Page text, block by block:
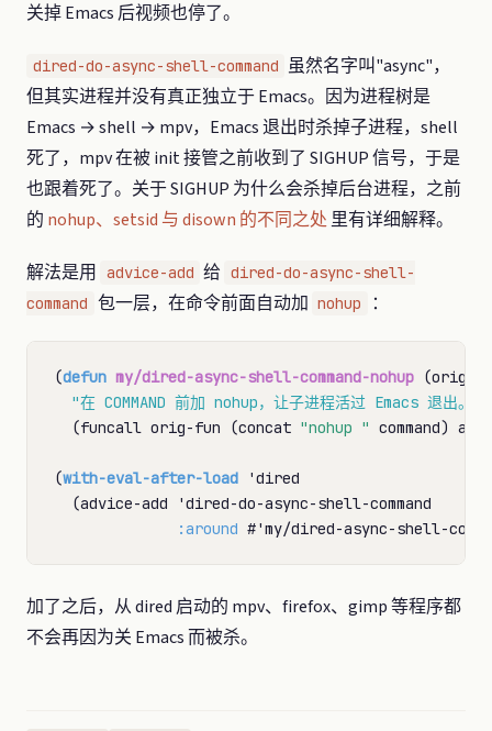
关掉 Emacs 后视频也停了。
dired-do-async-shell-command 虽然名字叫"async"，
但其实进程并没有真正独立于 Emacs。因为进程树是
Emacs → shell → mpv，Emacs 退出时杀掉子进程，shell
死了，mpv 在被 init 接管之前收到了 SIGHUP 信号，于是
也跟着死了。关于 SIGHUP 为什么会杀掉后台进程，之前
的 nohup、setsid 与 disown 的不同之处里有详细解释。
解法是用 advice-add 给 dired-do-async-shell-
command 包一层，在命令前面自动加 nohup ：
(defun my/dired-async-shell-command-nohup (orig-
"在 COMMAND 前加 nohup，让子进程活过 Emacs 退出。"
  (funcall orig-fun (concat
"nohup " command)
(with-eval-after-load 'dired
  (advice-add 'dired-do-async-shell-command
:around
加了之后，从 dired 启动的 mpv、firefox、gimp 等程序都
不会再因为关 Emacs 而被杀。